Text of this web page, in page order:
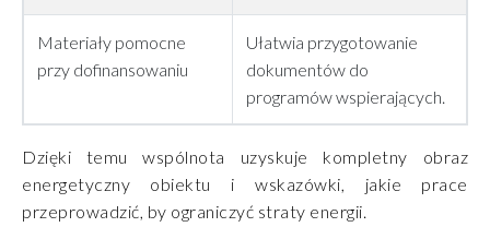
Materiały pomocne
przy dofinansowaniu
Ułatwia przygotowanie
dokumentów do
programów wspierających.
Dzięki temu wspólnota uzyskuje kompletny obraz
energetyczny obiektu i wskazówki, jakie prace
przeprowadzić, by ograniczyć straty energii.